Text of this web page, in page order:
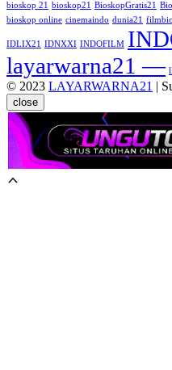
bioskop 21 bioskop21 BioskopGratis21
bioskop online cinemaindo dunia21
IDLIX21 IDNXXI INDOFILM
layarwarna21 —
© 2023 LAYARWARNA21 |
close